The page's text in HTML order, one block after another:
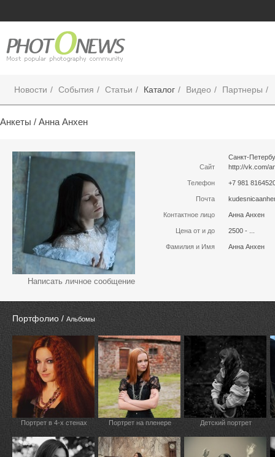
Новости События Статьи Каталог Видео Партнеры
Анкеты / Анна Анхен
Написать личное сообщение
Санкт-
Сайт
http://vk.com/
Телефон +7 981
Почта
Контактное лицо Анна Анхен
Цена от и до 2500 - ...
Фамилия и Имя Анна Анхен
Портфолио / Альбомы
Портрет в 4-х стенах Портрет на пленере Детский портрет